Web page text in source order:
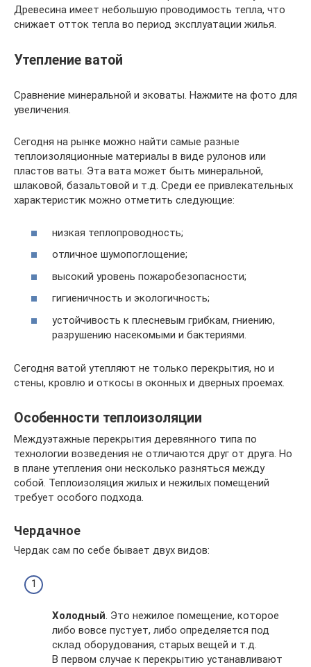
Древесина имеет небольшую проводимость тепла, что
снижает отток тепла во период эксплуатации жилья.
Утепление ватой
Сравнение минеральной и эковаты. Нажмите на фото для
увеличения.
Сегодня на рынке можно найти самые разные
теплоизоляционные материалы в виде рулонов или
пластов ваты. Эта вата может быть минеральной,
шлаковой, базальтовой и т.д. Среди ее привлекательных
характеристик можно отметить следующие:
низкая теплопроводность;
отличное шумопоглощение;
высокий уровень пожаробезопасности;
гигиеничность и экологичность;
устойчивость к плесневым грибкам, гниению,
разрушению насекомыми и бактериями.
Сегодня ватой утепляют не только перекрытия, но и
стены, кровлю и откосы в оконных и дверных проемах.
Особенности теплоизоляции
Междуэтажные перекрытия деревянного типа по
технологии возведения не отличаются друг от друга. Но
в плане утепления они несколько разняться между
собой. Теплоизоляция жилых и нежилых помещений
требует особого подхода.
Чердачное
Чердак сам по себе бывает двух видов:
Холодный. Это нежилое помещение, которое
либо вовсе пустует, либо определяется под
склад оборудования, старых вещей и т.д.
В первом случае к перекрытию устанавливают